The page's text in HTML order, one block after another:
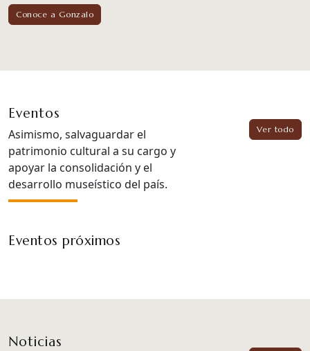
Conoce a Gonzalo
Eventos
Asimismo, salvaguardar el
patrimonio cultural a su cargo y
apoyar la consolidación y el
desarrollo museístico del país.
Ver todo
Eventos próximos
Noticias